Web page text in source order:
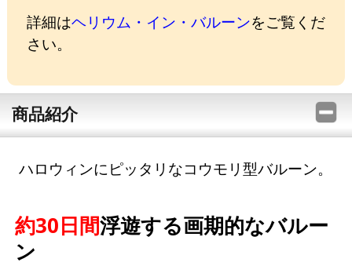
詳細はヘリウム・イン・バルーンをご覧くだ
さい。
商品紹介
ハロウィンにピッタリなコウモリ型バルーン。
約30日間浮遊する画期的なバルー
ン